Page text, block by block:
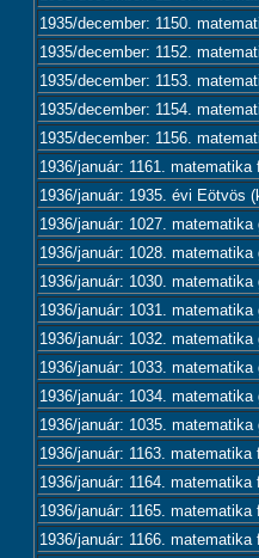
1935/december: 1150.
1935/december: 1152.
1935/december: 1153.
1935/december: 1154.
1935/december: 1156.
1936/január: 1161. matematika
1936/január: 1935. évi Eötvös
1936/január: 1027. matematika
1936/január: 1028. matematika
1936/január: 1030. matematika
1936/január: 1031. matematika
1936/január: 1032. matematika
1936/január: 1033. matematika
1936/január: 1034. matematika
1936/január: 1035. matematika
1936/január: 1163. matematika
1936/január: 1164. matematika
1936/január: 1165. matematika
1936/január: 1166. matematika